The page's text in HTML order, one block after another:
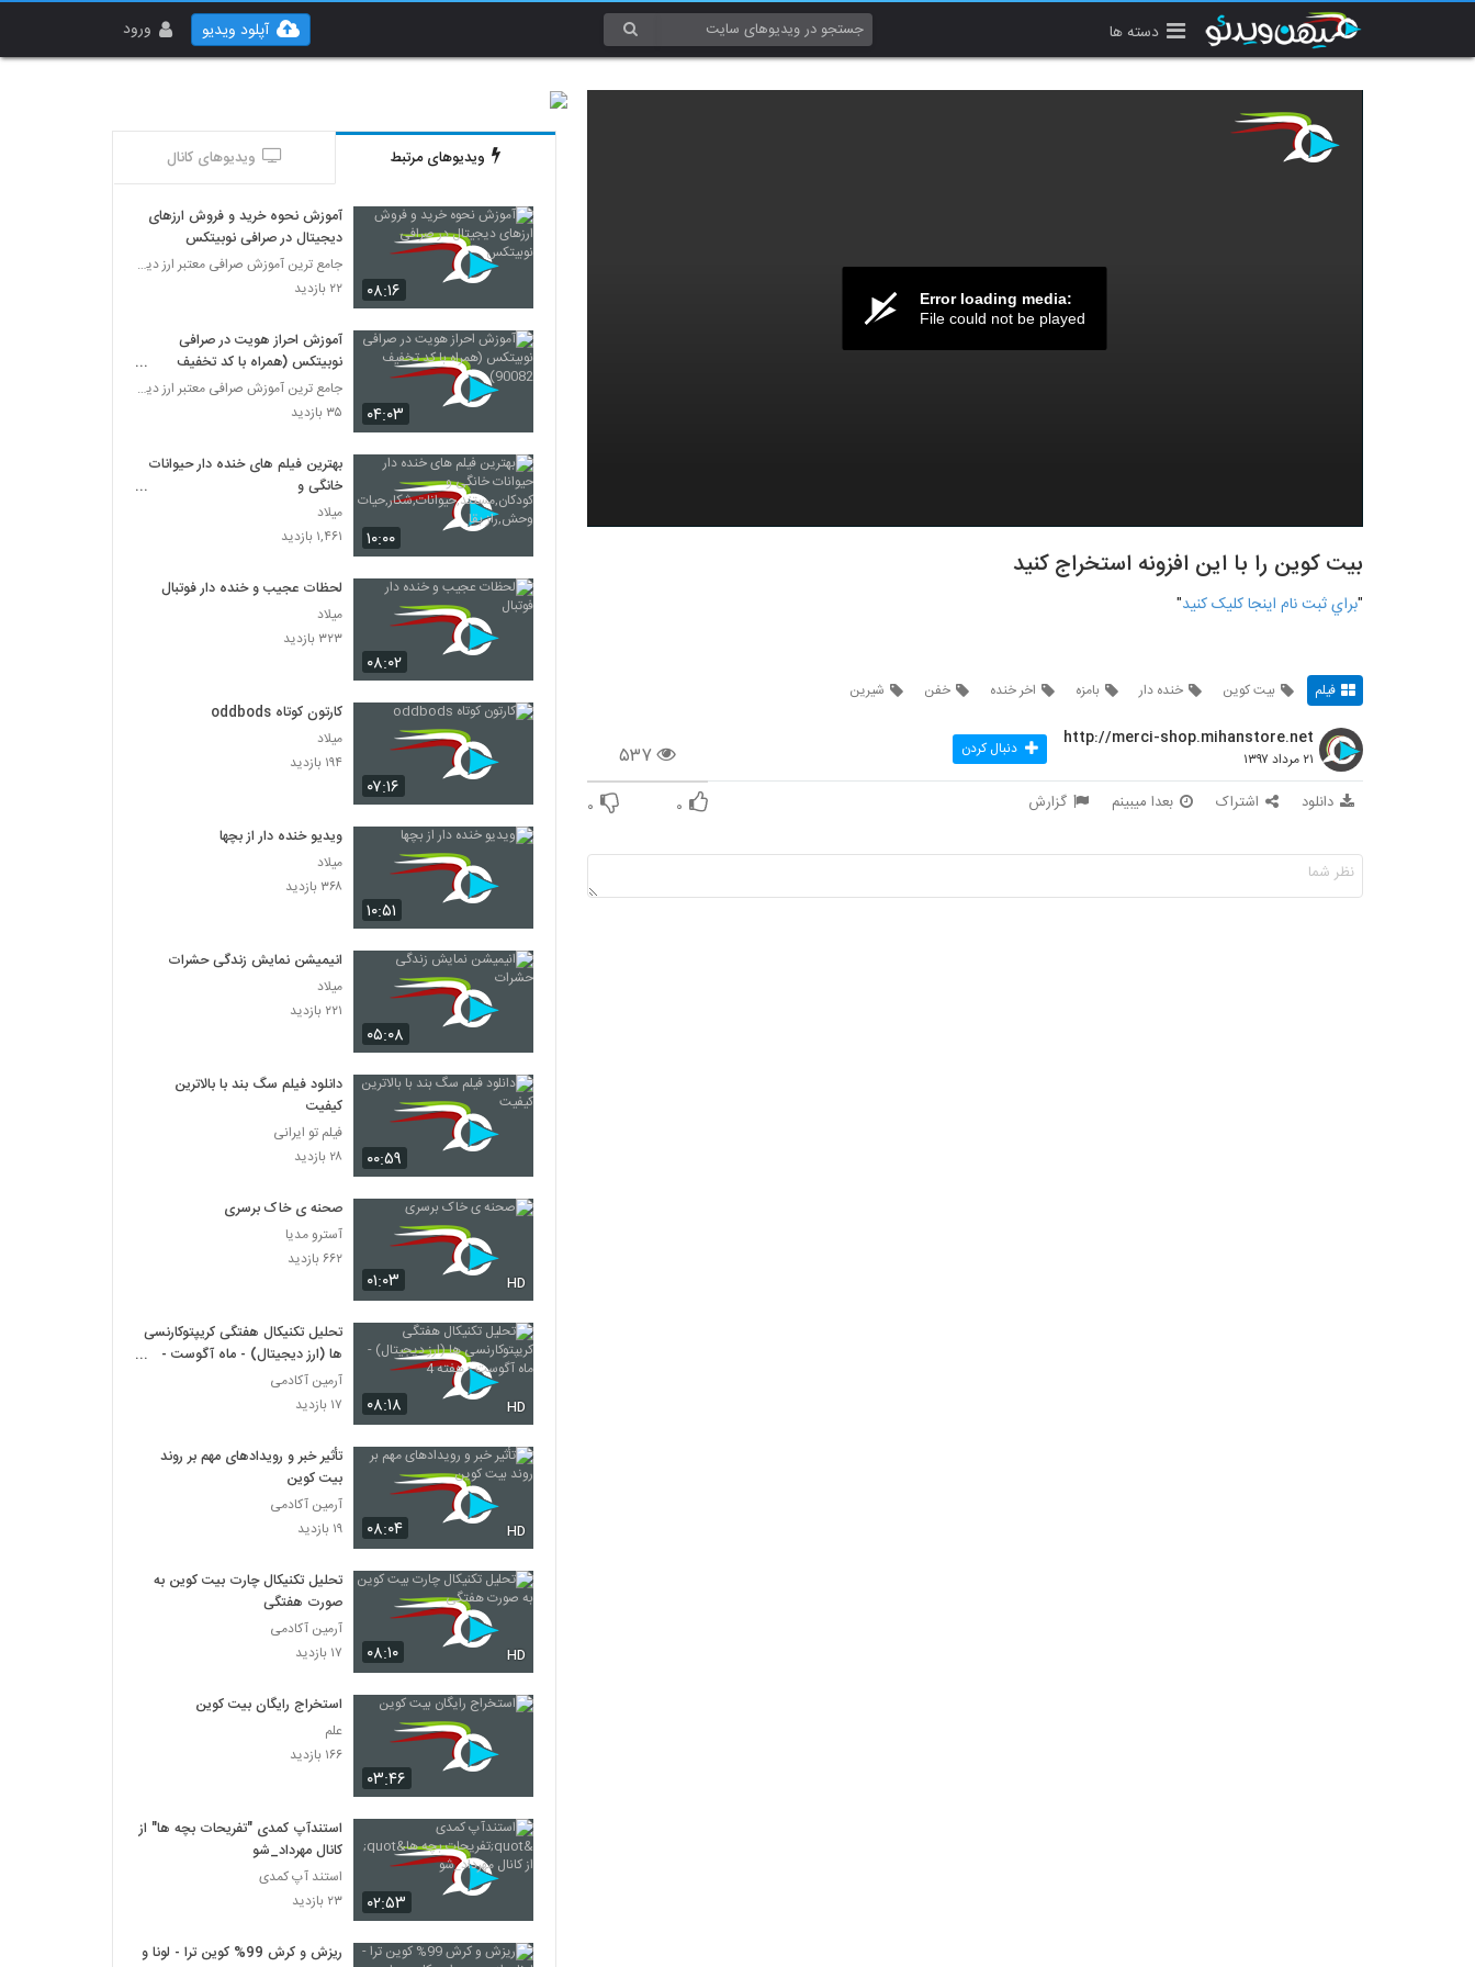
دسته ها ورود آپلود ویدیو
Error loading media:
File could not be played
بیت کوین را با این افزونه استخراج کنید
"براي ثبت نام اينجا کليک کنيد"
فیلم بیت کوین خنده دار بامزه اخر خنده خفن شیرین
۵۳۷
http://merci-shop.mihanstore.net
۲۱ مرداد ۱۳۹۷ دنبال کردن
دانلود اشتراک بعدا میبینم گزارش ۰ ۰
ویدیوهای مرتبط ویدیوهای کانال
۰۸:۱۶
آموزش نحوه خرید و فروش ارزهای
دیجیتال در صرافی نوبیتکس
جامع ترین آموزش صرافی معتبر ارز دیجیتال نوبیتکس
۲۲ بازدید
۰۴:۰۳
آموزش احراز هویت در صرافی
نوبیتکس (همراه با کد تخفیف
90082)
جامع ترین آموزش صرافی معتبر ارز دیجیتال نوبیتکس
۳۵ بازدید
۱۰:۰۰
بهترین فیلم های خنده دار حیوانات
خانگی و
کودکان,مستند,حیوانات,شکار,حیات
وحش,راز بقا
میلاد
۱,۴۶۱ بازدید
۰۸:۰۲
لحظات عجیب و خنده دار فوتبال
میلاد
۳۲۳ بازدید
۰۷:۱۶
کارتون کوتاه oddbods
میلاد
۱۹۴ بازدید
۱۰:۵۱
ویدیو خنده دار از بچها
میلاد
۳۶۸ بازدید
۰۵:۰۸
انیمیشن نمایش زندگی حشرات
میلاد
۲۲۱ بازدید
۰۰:۵۹
دانلود فیلم سگ بند با بالاترین
کیفیت
فیلم تو ایرانی
۲۸ بازدید
۰۱:۰۳ HD
صحنه ی خاک برسری
آسترو مدیا
۶۶۲ بازدید
۰۸:۱۸ HD
تحلیل تکنیکال هفتگی کریپتوکارنسی
ها (ارز دیجیتال) - ماه آگوست -
هفته 4
آرمین آکادمی
۱۷ بازدید
۰۸:۰۴ HD
تأثیر خبر و رویدادهای مهم بر روند
بیت کوین
آرمین آکادمی
۱۹ بازدید
۰۸:۱۰ HD
تحلیل تکنیکال چارت بیت کوین به
صورت هفتگی
آرمین آکادمی
۱۷ بازدید
۰۳:۴۶
استخراج رایگان بیت کوین
علم
۱۶۶ بازدید
۰۲:۵۳
استندآپ کمدی "تفریحات بچه ها" از
کانال مهرداد_شو
استند آپ کمدی
۲۳ بازدید
ریزش و کرش 99% کوین ترا - لونا و